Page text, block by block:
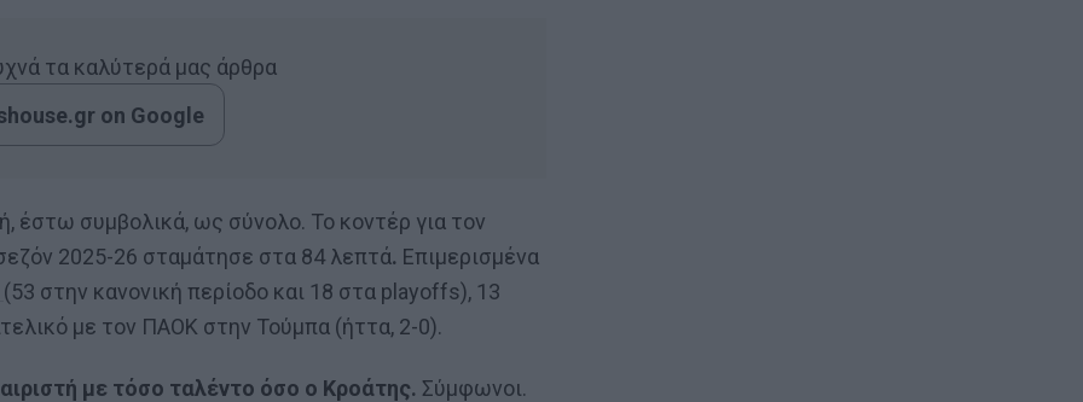
τα καλύτερά μας άρθρα
on Google
έστω συμβολικά, ως σύνολο. Το κοντέρ για τον
2025-26 σταμάτησε στα 84 λεπτά. Επιμερισμένα
(53 στην κανονική περίοδο και 18 στα playoffs), 13
με τον ΠΑΟΚ στην Τούμπα (ήττα, 2-0).
με τόσο ταλέντο όσο ο Κροάτης. Σύμφωνοι.